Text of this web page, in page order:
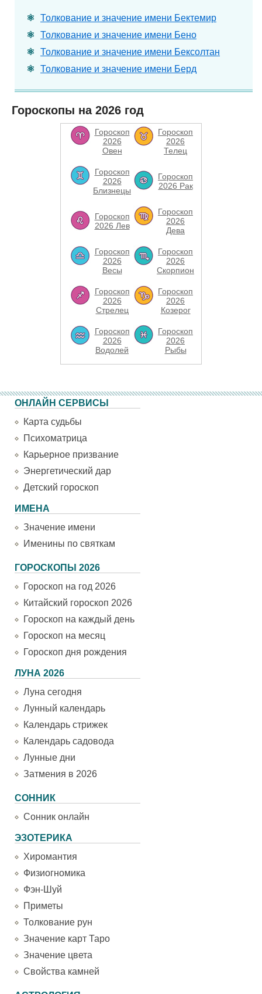
Толкование и значение имени Бектемир
Толкование и значение имени Бено
Толкование и значение имени Бексолтан
Толкование и значение имени Берд
Гороскопы на 2026 год
Гороскоп
2026
Овен
Гороскоп
2026
Телец
Гороскоп
2026
Близнецы
Гороскоп
2026 Рак
Гороскоп
2026 Лев
Гороскоп
2026
Дева
Гороскоп
2026
Весы
Гороскоп
2026
Скорпион
Гороскоп
2026
Стрелец
Гороскоп
2026
Козерог
Гороскоп
2026
Водолей
Гороскоп
2026
Рыбы
ОНЛАЙН СЕРВИСЫ
Карта судьбы
Психоматрица
Карьерное призвание
Энергетический дар
Детский гороскоп
ИМЕНА
Значение имени
Именины по святкам
ГОРОСКОПЫ 2026
Гороскоп на год 2026
Китайский гороскоп 2026
Гороскоп на каждый день
Гороскоп на месяц
Гороскоп дня рождения
ЛУНА 2026
Луна сегодня
Лунный календарь
Календарь стрижек
Календарь садовода
Лунные дни
Затмения в 2026
СОННИК
Сонник онлайн
ЭЗОТЕРИКА
Хиромантия
Физиогномика
Фэн-Шуй
Приметы
Толкование рун
Значение карт Таро
Значение цвета
Свойства камней